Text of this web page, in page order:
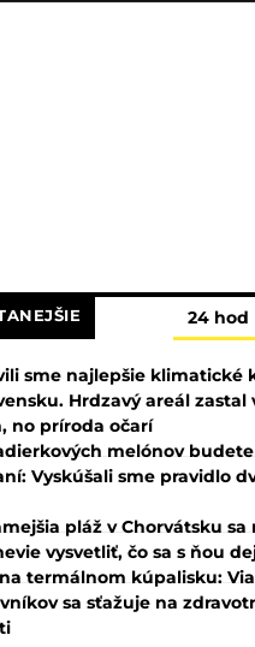
24 hod
sme najlepšie klimatické
Hrdzavý areál zastal
no príroda očarí
melónov
Vyskúšali sme pravidlo
pláž v Chorvátsku sa
vysvetliť, čo sa s ňou
termálnom kúpalisku:
sa sťažuje na